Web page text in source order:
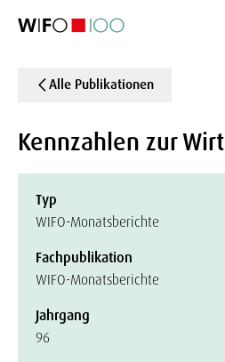
Alle Publikationen
Kennzahlen zur
Typ
WIFO-Monatsberichte
Fachpublikation
WIFO-Monatsberichte
Jahrgang
96